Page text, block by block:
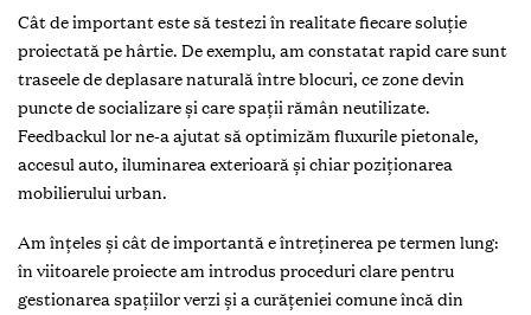
Cât de important este să testezi în realitate fiecare soluție
proiectată pe hârtie. De exemplu, am constatat rapid care sunt
traseele de deplasare naturală între blocuri, ce zone devin
puncte de socializare și care spații rămân neutilizate.
Feedbackul lor ne-a ajutat să optimizăm fluxurile pietonale,
accesul auto, iluminarea exterioară și chiar poziționarea
mobilierului urban.
Am înțeles și cât de importantă e întreținerea pe termen lung:
în viitoarele proiecte am introdus proceduri clare pentru
gestionarea spațiilor verzi și a curățeniei comune încă din